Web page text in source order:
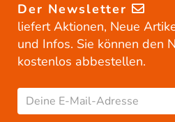
Der Newsletter
liefert Aktionen, Neue
und Infos. Sie können den
kostenlos abbestellen.